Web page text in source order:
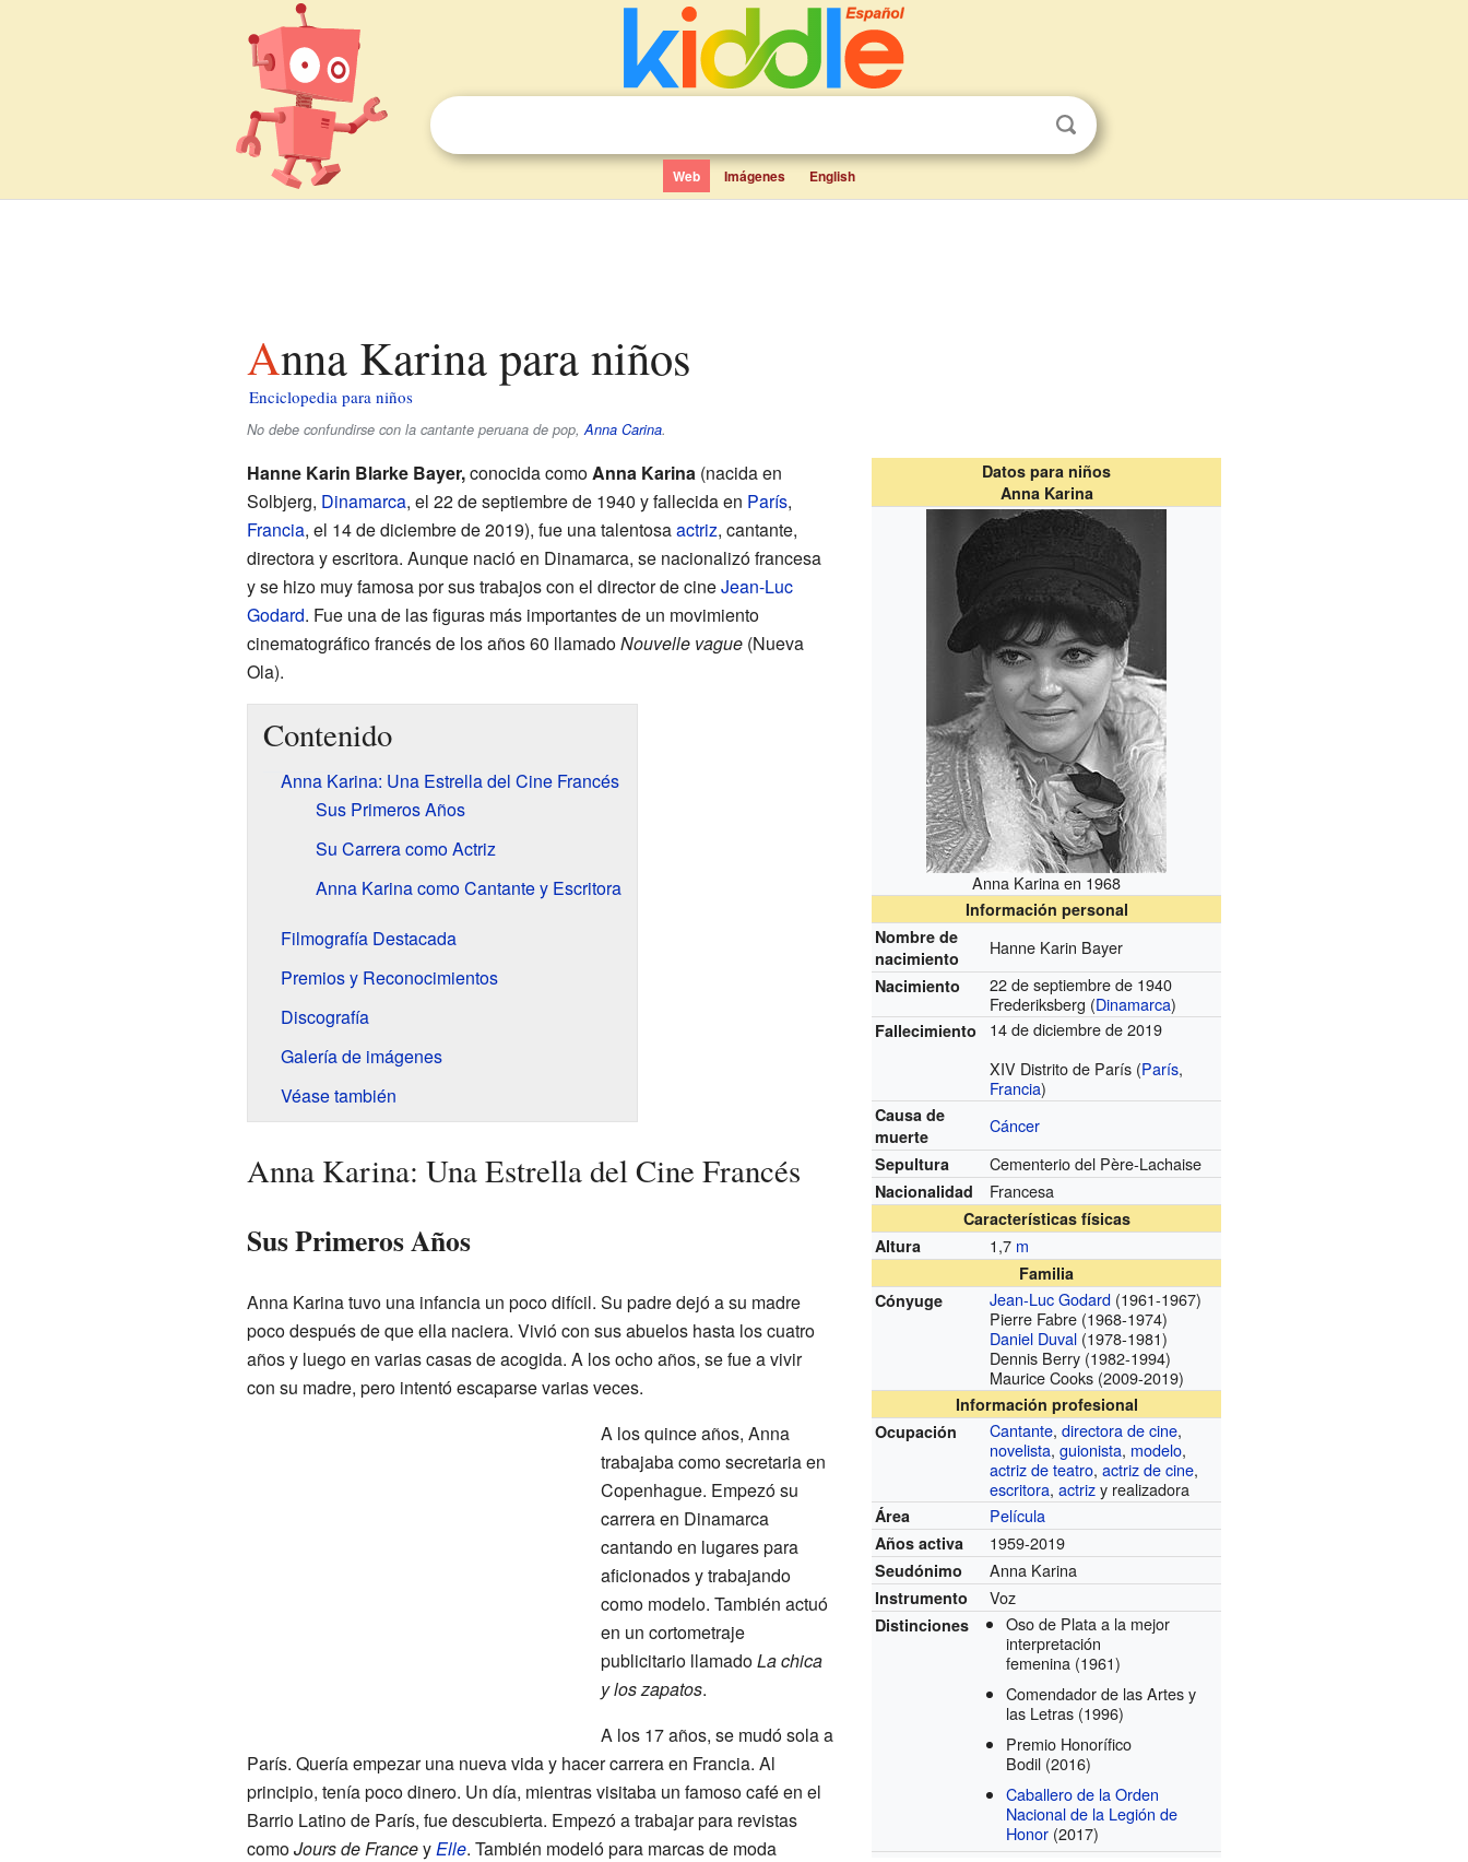
Web Imágenes English
Anna Karina para niños
Enciclopedia para niños
No debe confundirse con la cantante peruana de pop,Anna Carina.
Datos para niños
Anna Karina
Anna Karina en 1968
Información personal
Nombre de
nacimiento
Hanne Karin Bayer
Nacimiento
22 de septiembre de 1940
Frederiksberg (Dinamarca)
Fallecimiento
14 de diciembre de 2019
XIV Distrito de París (París,
Francia)
Causa de
muerte
Cáncer
Sepultura Cementerio del Père-Lachaise
Nacionalidad Francesa
Características físicas
Altura
1,7 m
Familia
Cónyuge
Jean-Luc Godard (1961-1967)
Pierre Fabre (1968-1974)
Daniel Duval (1978-1981)
Dennis Berry (1982-1994)
Maurice Cooks (2009-2019)
Información profesional
Ocupación
Cantante,directora de cine,
novelista,guionista, modelo,
actriz de teatro,actriz de cine,
escritora,actrizy realizadora
Área Película
Años activa 1959-2019
Seudónimo Anna Karina
Instrumento Voz
Distinciones
Oso de Plata a la mejor
interpretación
femenina (1961)
Comendador de las Artes y
las Letras (1996)
Premio Honorífico
Bodil (2016)
Caballero de la Orden
Nacional de la Legión de
Honor (2017)
Hanne Karin Blarke Bayer,conocida comoAnna Karina(nacida en
Solbjerg, Dinamarca, el 22 de septiembre de 1940 y fallecida en París,
Francia, el 14 de diciembre de 2019), fue una talentosaactriz, cantante,
directora y escritora. Aunque nació en Dinamarca, se nacionalizó francesa
y se hizo muy famosa por sus trabajos con el director de cineJean-Luc
Godard. Fue una de las figuras más importantes de un movimiento
cinematográfico francés de los años 60 llamadoNouvelle vague(Nueva
Ola).
Contenido
Anna Karina: Una Estrella del Cine Francés
Sus Primeros Años
Su Carrera como Actriz
Anna Karina como Cantante y Escritora
Filmografía Destacada
Premios y Reconocimientos
Discografía
Galería de imágenes
Véase también
Anna Karina: Una Estrella del Cine Francés
Sus Primeros Años
Anna Karina tuvo una infancia un poco difícil. Su padre dejó a su madre
poco después de que ella naciera. Vivió con sus abuelos hasta los cuatro
años y luego en varias casas de acogida. A los ocho años, se fue a vivir
con su madre, pero intentó escaparse varias veces.
A los quince años, Anna
trabajaba como secretaria en
Copenhague. Empezó su
carrera en Dinamarca
cantando en lugares para
aficionados y trabajando
como modelo. También actuó
en un cortometraje
publicitario llamadoLa chica
y los zapatos.
A los 17 años, se mudó sola a
París. Quería empezar una nueva vida y hacer carrera en Francia. Al
principio, tenía poco dinero. Un día, mientras visitaba un famoso café en el
Barrio Latino de París, fue descubierta. Empezó a trabajar para revistas
comoJours de FranceyElle. También modeló para marcas de moda